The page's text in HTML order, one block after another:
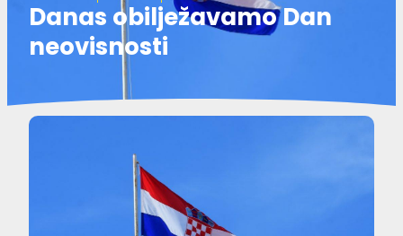
Danas obilježavamo Dan
neovisnosti